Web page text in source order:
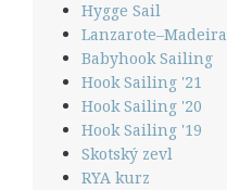
Hygge Sail
Lanzarote–Madeira
Babyhook Sailing
Hook Sailing '21
Hook Sailing '20
Hook Sailing '19
Skotský zevl
RYA kurz